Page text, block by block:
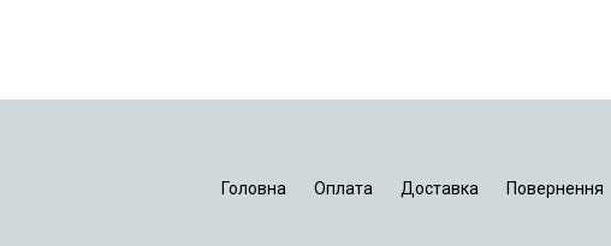
Головна Оплата Доставка Повернення